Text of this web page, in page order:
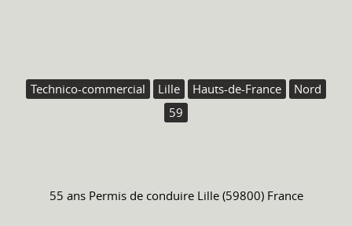
Technico-commercial Lille Hauts-de-France
Nord
59
55 ans Permis de conduire Lille (59800) France